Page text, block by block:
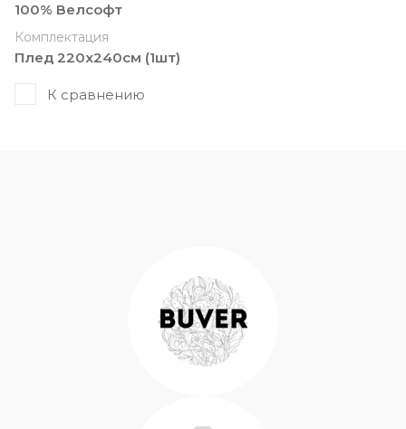
100% Велсофт
Комплектация
Плед 220х240см (1шт)
К сравнению